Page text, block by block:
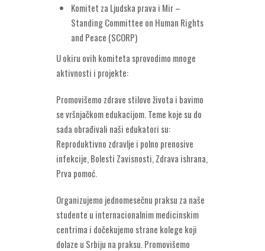
Komitet za Ljudska prava i Mir –
Standing Committee on Human Rights
and Peace (SCORP)
U okiru ovih komiteta sprovodimo mnoge
aktivnosti i projekte:
Promovišemo zdrave stilove života i bavimo
se vršnjačkom edukacijom. Teme koje su do
sada obrađivali naši edukatori su:
Reproduktivno zdravlje i polno prenosive
infekcije, Bolesti Zavisnosti, Zdrava ishrana,
Prva pomoć.
Organizujemo jednomesečnu praksu za naše
studente u internacionalnim medicinskim
centrima i dočekujemo strane kolege koji
dolaze u Srbiju na praksu. Promovišemo